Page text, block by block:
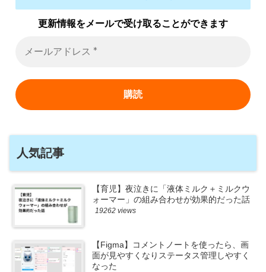
更新情報をメールで受け取ることができます
人気記事
【育児】夜泣きに「液体ミルク＋ミルクウ
ォーマー」の組み合わせが効果的だった話
19262 views
【Figma】コメントノートを使ったら、画
面が見やすくなりステータス管理しやすく
なった